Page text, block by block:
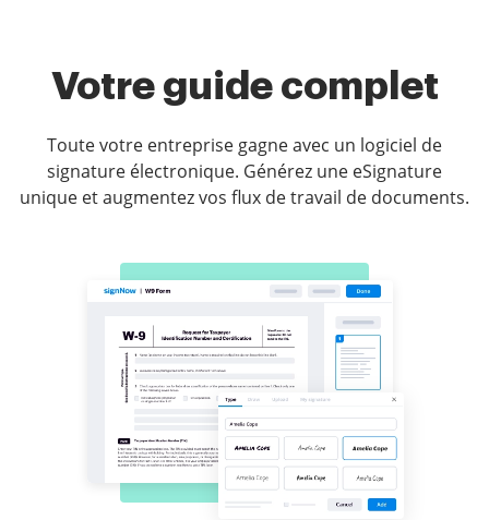
Votre guide complet
Toute votre entreprise gagne avec un logiciel de
signature électronique. Générez une eSignature
unique et augmentez vos flux de travail de documents.